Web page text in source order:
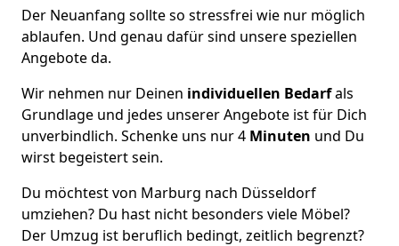
Der Neuanfang sollte so stressfrei wie nur möglich
ablaufen. Und genau dafür sind unsere speziellen
Angebote da.
Wir nehmen nur Deinen individuellen Bedarfals
Grundlage und jedes unserer Angebote ist für Dich
unverbindlich. Schenke uns nur 4 Minuten und Du
wirst begeistert sein.
Du möchtest von Marburg nach Düsseldorf
umziehen? Du hast nicht besonders viele Möbel?
Der Umzug ist beruflich bedingt, zeitlich begrenzt?